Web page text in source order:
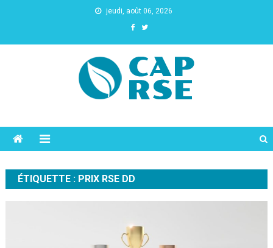
jeudi, août 06, 2026
ÉTIQUETTE : PRIX RSE DD